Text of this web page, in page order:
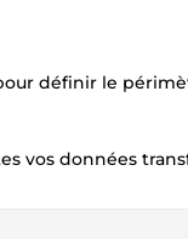
définir le
vos données